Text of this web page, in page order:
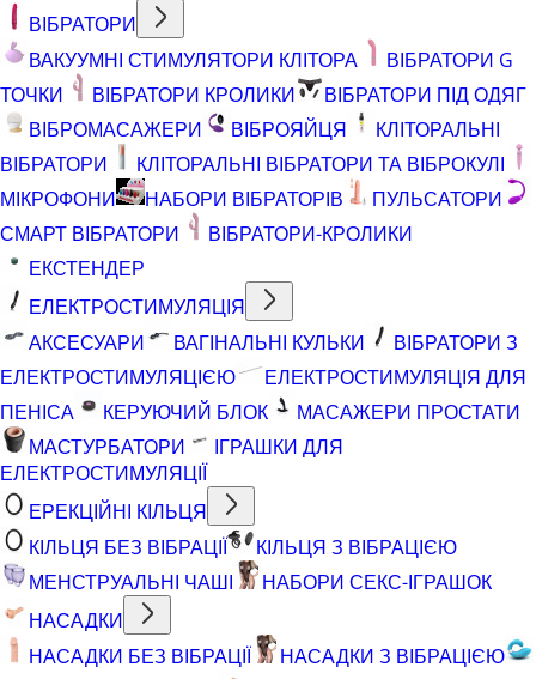
ВІБРАТОРИ
ВАКУУМНІ СТИМУЛЯТОРИ КЛІТОРА
ВІБРАТОРИ G
ТОЧКИ
ВІБРАТОРИ КРОЛИКИ
ВІБРАТОРИ ПІД ОДЯГ
ВІБРОМАСАЖЕРИ
ВІБРОЯЙЦЯ
КЛІТОРАЛЬНІ
ВІБРАТОРИ
КЛІТОРАЛЬНІ ВІБРАТОРИ ТА ВІБРОКУЛІ
МІКРОФОНИ
НАБОРИ ВІБРАТОРІВ
ПУЛЬСАТОРИ
СМАРТ ВІБРАТОРИ
ВІБРАТОРИ-КРОЛИКИ
ЕКСТЕНДЕР
ЕЛЕКТРОСТИМУЛЯЦІЯ
АКСЕСУАРИ
ВАГІНАЛЬНІ КУЛЬКИ
ВІБРАТОРИ З
ЕЛЕКТРОСТИМУЛЯЦІЄЮ
ЕЛЕКТРОСТИМУЛЯЦІЯ ДЛЯ
ПЕНІСА
КЕРУЮЧИЙ БЛОК
МАСАЖЕРИ ПРОСТАТИ
МАСТУРБАТОРИ
ІГРАШКИ ДЛЯ
ЕЛЕКТРОСТИМУЛЯЦІЇ
ЕРЕКЦІЙНІ КІЛЬЦЯ
КІЛЬЦЯ БЕЗ ВІБРАЦІЇ
КІЛЬЦЯ З ВІБРАЦІЄЮ
МЕНСТРУАЛЬНІ ЧАШІ
НАБОРИ СЕКС-ІГРАШОК
НАСАДКИ
НАСАДКИ БЕЗ ВІБРАЦІЇ
НАСАДКИ З ВІБРАЦІЄЮ